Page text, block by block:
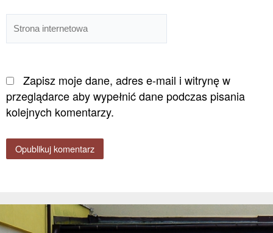
Strona
Zapisz moje dane, adres e-mail i witrynę w
przeglądarce aby wypełnić dane podczas pisania
kolejnych komentarzy.